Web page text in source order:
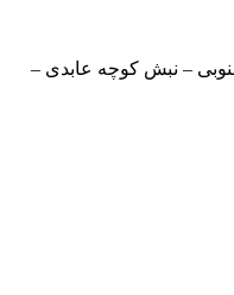
– نبش کوچه عابدی –